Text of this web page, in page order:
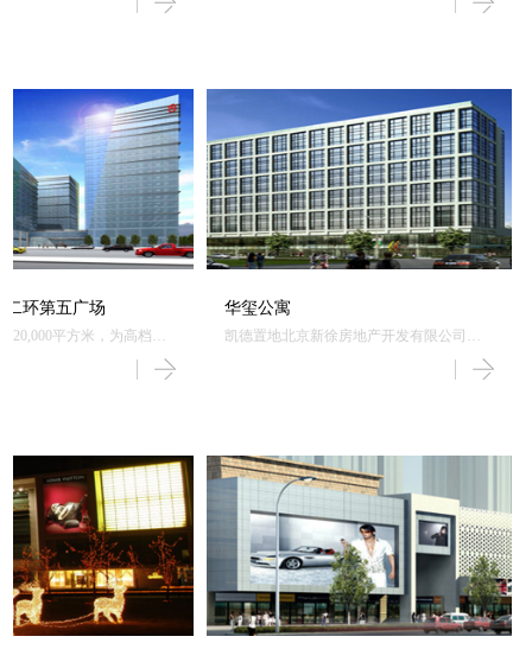
分为资格赛馆、决赛
观众座席，为综合大型多层体育场馆，是
二环第五广场
平方米，为高档写
华玺公寓
凯德置地北京新徐房地产开发有限公司投
资建设的位于北京市东城区朝阳门内大
街“华玺公寓”商业项目，总建筑面积68,465